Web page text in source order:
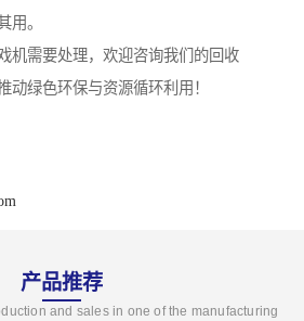
用。
机需要处理，欢迎咨询我们的回收
动绿色环保与资源循环利用！
产品推荐
and sales in one of the manufacturing